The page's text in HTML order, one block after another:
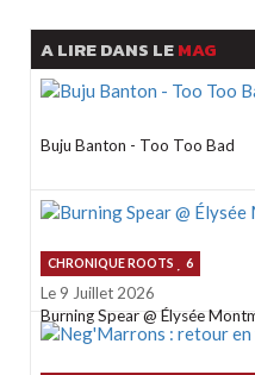
A LIRE DANS LEMAG
Buju Banton - Too Too Bad
CHRONIQUE ROOTS 6
Le 9 Juillet 2026
Burning Spear @ Élysée